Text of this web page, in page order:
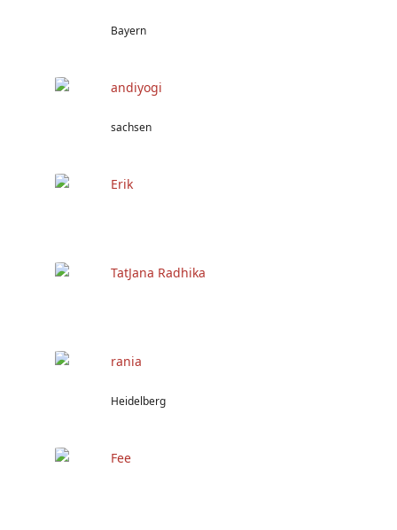
Bayern
andiyogi
sachsen
Erik
TatJana Radhika
rania
Heidelberg
Fee